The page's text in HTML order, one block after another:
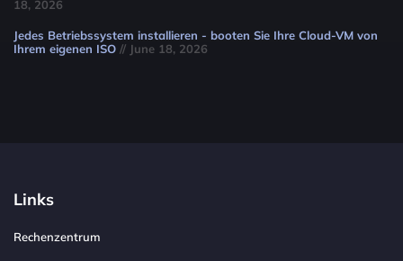
18, 2026
Jedes Betriebssystem installieren - booten Sie Ihre Cloud-VM von
Ihrem eigenen ISO // June 18, 2026
Links
Rechenzentrum